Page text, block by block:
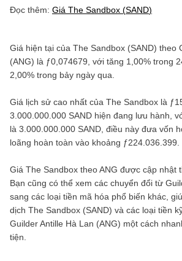
Đọc thêm: Giá The Sandbox (SAND)
Giá hiện tại của The Sandbox (SAND) theo
(ANG) là ƒ0,074679 , với tăng 1,00% trong
2,00% trong bảy ngày qua.
Giá lịch sử cao nhất của The Sandbox là
3.000.000.000 SAND hiện đang lưu hành,
là 3.000.000.000 SAND , điều này đưa vốn
loãng hoàn toàn vào khoảng ƒ224.036.399
Giá The Sandbox theoANG được cập nhật
Bạn cũng có thể xem các chuyển đổi từ
sang các loại tiền mã hóa phổ biến khác,
dịch The Sandbox (SAND) và các loại tiền
Guilder Antille Hà Lan (ANG) một cách
tiện.